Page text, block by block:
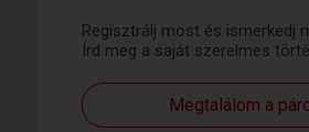
Regisztrálj most és ismerkedj
Írd meg a saját szerelmes
Megtalálom a